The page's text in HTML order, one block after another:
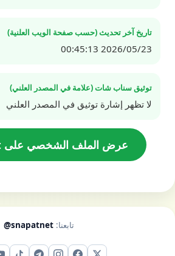
تاريخ آخر تحديث (حسب صفحة الويب العلنية)
2026/05/23 00:45:13
توثيق سناب شات (علامة في المصدر العلني)
لا تظهر إشارة توثيق في المصدر العلني
عرض الملف الشخصي على Snapchat
تابعنا: @snapatnet